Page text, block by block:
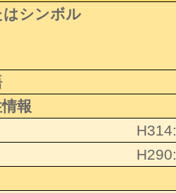
はシンボル
報
H314:
H290: